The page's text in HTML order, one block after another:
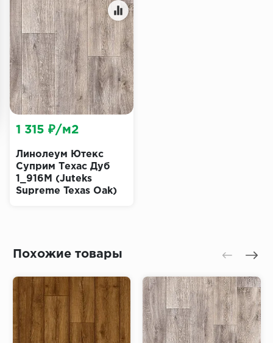
Линолеум Ютекс
Суприм Техас Дуб
1_916M (Juteks
Supreme Texas Oak)
1 315 ₽/м2
Похожие товары